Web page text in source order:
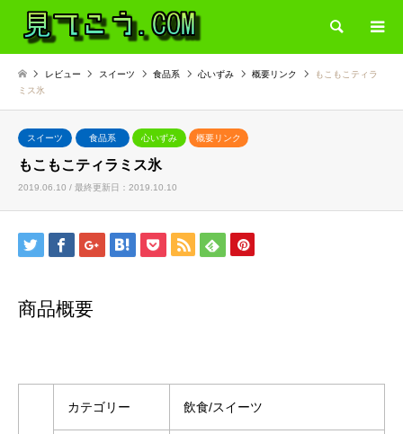
検索
レビュー スイーツ 食品系 心いずみ 概要リンク
もこもこティラ
ミス氷
スイーツ 食品系 心いずみ 概要リンク
もこもこティラミス氷
2019.06.10 / 最終更新日：2019.10.10
商品概要
カテゴリー 飲食/スイーツ